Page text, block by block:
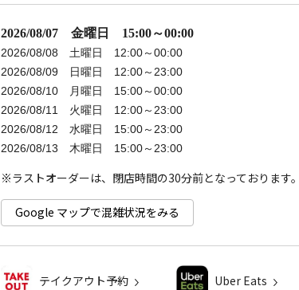
2026/08/07 金曜日 15:00～00:00
2026/08/08 土曜日 12:00～00:00
2026/08/09 日曜日 12:00～23:00
2026/08/10 月曜日 15:00～00:00
2026/08/11 火曜日 12:00～23:00
2026/08/12 水曜日 15:00～23:00
2026/08/13 木曜日 15:00～23:00
※ラストオーダーは、閉店時間の30分前となっております。
Google マップで混雑状況をみる
テイクアウト予約 Uber Eats